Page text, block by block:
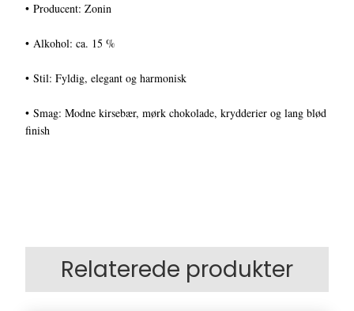
• Producent: Zonin
• Alkohol: ca. 15 %
• Stil: Fyldig, elegant og harmonisk
• Smag: Modne kirsebær, mørk chokolade, krydderier og lang blød
finish
Relaterede produkter